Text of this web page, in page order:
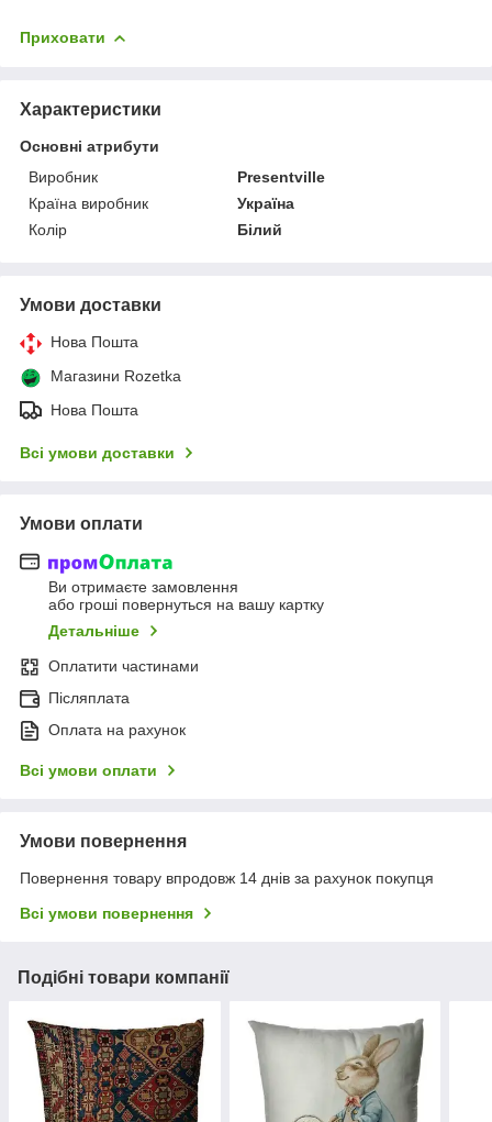
Приховати
Характеристики
Основні атрибути
Виробник
Presentville
Країна виробник
Україна
Колір
Білий
Умови доставки
Нова Пошта
Магазини Rozetka
Нова Пошта
Всі умови доставки
Умови оплати
Ви отримаєте замовлення
або гроші повернуться на вашу картку
Детальніше
Оплатити частинами
Післяплата
Оплата на рахунок
Всі умови оплати
Умови повернення
Повернення товару впродовж 14 днів за рахунок покупця
Всі умови повернення
Подібні товари компанії